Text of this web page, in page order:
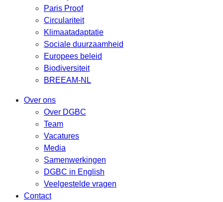
Paris Proof
Circulariteit
Klimaatadaptatie
Sociale duurzaamheid
Europees beleid
Biodiversiteit
BREEAM-NL
Over ons
Over DGBC
Team
Vacatures
Media
Samenwerkingen
DGBC in English
Veelgestelde vragen
Contact